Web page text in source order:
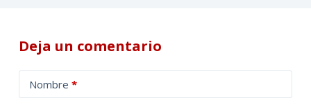
Deja un comentario
Nombre *
l